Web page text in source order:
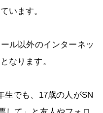
います。
ル以外のインターネッ
なります。
生でも、17歳の人がSN